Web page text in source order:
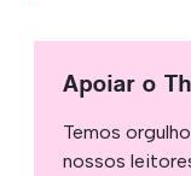
Apoiar o
Temos
nossos